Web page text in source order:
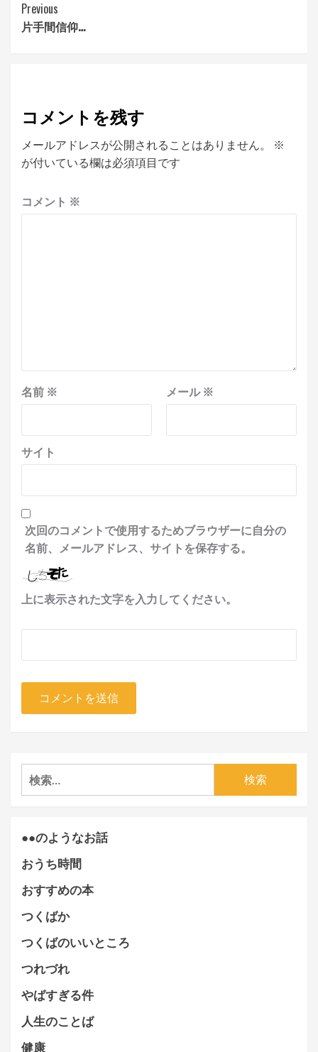
Continue
Reading
Previous
片手間信仰…
コメントを残す
メールアドレスが公開されることはありません。
※
が付いている欄は必須項目です
コメント ※
名前 ※ メール ※
サイト
次回のコメントで使用するためブラウザーに自分の
名前、メールアドレス、サイトを保存する。
上に表示された文字を入力してください。
検
索:
●●のようなお話
おうち時間
おすすめの本
つくばか
つくばのいいところ
つれづれ
やばすぎる件
人生のことば
健康